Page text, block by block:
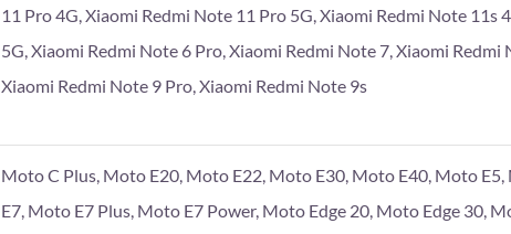
11 Pro 4G, Xiaomi Redmi Note 11 Pro 5G, Xiaomi Redmi Note
5G, Xiaomi Redmi Note 6 Pro, Xiaomi Redmi Note 7, Xiaomi
Xiaomi Redmi Note 9 Pro, Xiaomi Redmi Note 9s
Moto C Plus, Moto E20, Moto E22, Moto E30, Moto E40, Moto
E7, Moto E7 Plus, Moto E7 Power, Moto Edge 20, Moto Edge 30,